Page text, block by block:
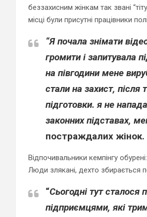
беззахисним жінкам так звані
місці були присутні працівники
“Я почала знімати
громити і запитувала
на півгодини мене
стали на захист,
підготовки. я не
законних підставах,
постраждалих жінок.
Відпочивальники кемпінгу
Люди злякані, дехто збирається
“Сьогодні тут сталося
підприємцями, які